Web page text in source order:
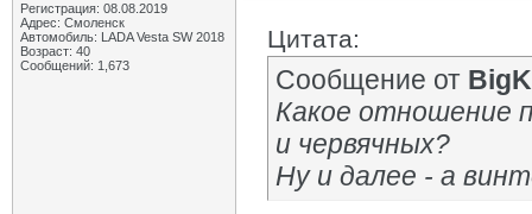
Регистрация: 08.08.2019
Адрес: Смоленск
Автомобиль: LADA Vesta SW 2018
Возраст: 40
Сообщений: 1,673
Цитата:
Сообщение от
Какое отношение
и червячных?
Ну и далее - а